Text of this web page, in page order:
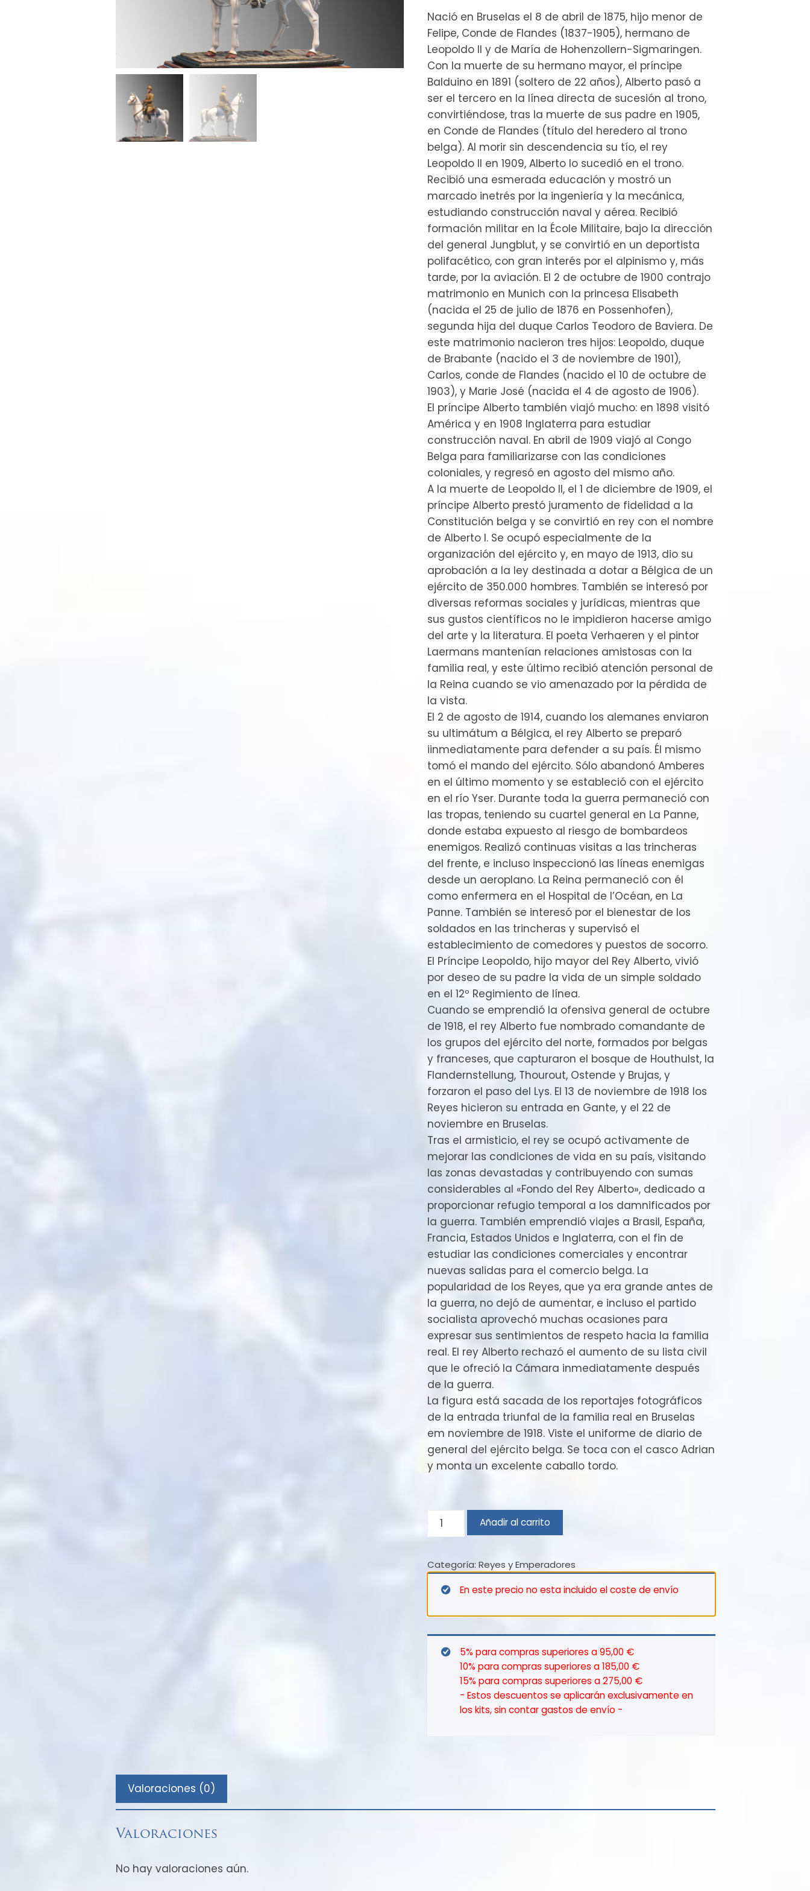
Nació en Bruselas el 8 de abril de 1875, hijo menor de
Felipe, Conde de Flandes (1837-1905), hermano de
Leopoldo II y de María de Hohenzollern-Sigmaringen.
Con la muerte de su hermano mayor, el príncipe
Balduino en 1891 (soltero de 22 años), Alberto pasó a
ser el tercero en la línea directa de sucesión al trono,
convirtiéndose, tras la muerte de sus padre en 1905,
en Conde de Flandes (título del heredero al trono
belga). Al morir sin descendencia su tío, el rey
Leopoldo II en 1909, Alberto lo sucedió en el trono.
Recibió una esmerada educación y mostró un
marcado inetrés por la ingeniería y la mecánica,
estudiando construcción naval y aérea. Recibió
formación militar en la École Militaire, bajo la dirección
del general Jungblut, y se convirtió en un deportista
polifacético, con gran interés por el alpinismo y, más
tarde, por la aviación. El 2 de octubre de 1900 contrajo
matrimonio en Munich con la princesa Elisabeth
(nacida el 25 de julio de 1876 en Possenhofen),
segunda hija del duque Carlos Teodoro de Baviera. De
este matrimonio nacieron tres hijos: Leopoldo, duque
de Brabante (nacido el 3 de noviembre de 1901),
Carlos, conde de Flandes (nacido el 10 de octubre de
1903), y Marie José (nacida el 4 de agosto de 1906).
El príncipe Alberto también viajó mucho: en 1898 visitó
América y en 1908 Inglaterra para estudiar
construcción naval. En abril de 1909 viajó al Congo
Belga para familiarizarse con las condiciones
coloniales, y regresó en agosto del mismo año.
A la muerte de Leopoldo II, el 1 de diciembre de 1909, el
príncipe Alberto prestó juramento de fidelidad a la
Constitución belga y se convirtió en rey con el nombre
de Alberto I. Se ocupó especialmente de la
organización del ejército y, en mayo de 1913, dio su
aprobación a la ley destinada a dotar a Bélgica de un
ejército de 350.000 hombres. También se interesó por
diversas reformas sociales y jurídicas, mientras que
sus gustos científicos no le impidieron hacerse amigo
del arte y la literatura. El poeta Verhaeren y el pintor
Laermans mantenían relaciones amistosas con la
familia real, y este último recibió atención personal de
la Reina cuando se vio amenazado por la pérdida de
la vista.
El 2 de agosto de 1914, cuando los alemanes enviaron
su ultimátum a Bélgica, el rey Alberto se preparó
iinmediatamente para defender a su país. Él mismo
tomó el mando del ejército. Sólo abandonó Amberes
en el último momento y se estableció con el ejército
en el río Yser. Durante toda la guerra permaneció con
las tropas, teniendo su cuartel general en La Panne,
donde estaba expuesto al riesgo de bombardeos
enemigos. Realizó continuas visitas a las trincheras
del frente, e incluso inspeccionó las líneas enemigas
desde un aeroplano. La Reina permaneció con él
como enfermera en el Hospital de l’Océan, en La
Panne. También se interesó por el bienestar de los
soldados en las trincheras y supervisó el
establecimiento de comedores y puestos de socorro.
El Príncipe Leopoldo, hijo mayor del Rey Alberto, vivió
por deseo de su padre la vida de un simple soldado
en el 12º Regimiento de línea.
Cuando se emprendió la ofensiva general de octubre
de 1918, el rey Alberto fue nombrado comandante de
los grupos del ejército del norte, formados por belgas
y franceses, que capturaron el bosque de Houthulst, la
Flandernstellung, Thourout, Ostende y Brujas, y
forzaron el paso del Lys. El 13 de noviembre de 1918 los
Reyes hicieron su entrada en Gante, y el 22 de
noviembre en Bruselas.
Tras el armisticio, el rey se ocupó activamente de
mejorar las condiciones de vida en su país, visitando
las zonas devastadas y contribuyendo con sumas
considerables al «Fondo del Rey Alberto», dedicado a
proporcionar refugio temporal a los damnificados por
la guerra. También emprendió viajes a Brasil, España,
Francia, Estados Unidos e Inglaterra, con el fin de
estudiar las condiciones comerciales y encontrar
nuevas salidas para el comercio belga. La
popularidad de los Reyes, que ya era grande antes de
la guerra, no dejó de aumentar, e incluso el partido
socialista aprovechó muchas ocasiones para
expresar sus sentimientos de respeto hacia la familia
real. El rey Alberto rechazó el aumento de su lista civil
que le ofreció la Cámara inmediatamente después
de la guerra.
La figura está sacada de los reportajes fotográficos
de la entrada triunfal de la familia real en Bruselas
em noviembre de 1918. Viste el uniforme de diario de
general del ejército belga. Se toca con el casco Adrian
y monta un excelente caballo tordo.
Alberto
I
Bélgica
1918
cantidad
Añadir al carrito
Categoría:Reyes y Emperadores
En este precio no esta incluido el coste de envío
5% para compras superiores a 95,00 €
10% para compras superiores a 185,00 €
15% para compras superiores a 275,00 €
- Estos descuentos se aplicarán exclusivamente en
los kits, sin contar gastos de envío -
Valoraciones (0)
Valoraciones
No hay valoraciones aún.